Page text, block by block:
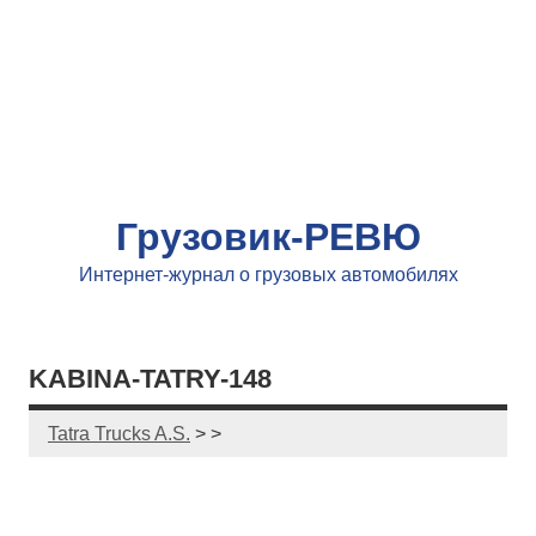
Грузовик-РЕВЮ
Интернет-журнал о грузовых автомобилях
KABINA-TATRY-148
Tatra Trucks A.S. > >